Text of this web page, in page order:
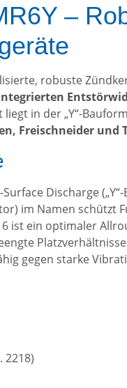
–
robuste
in der „Y“-
Freischneider und
Surface Discharge
im Namen schützt
ist ein optimaler
gegen starke
2218)